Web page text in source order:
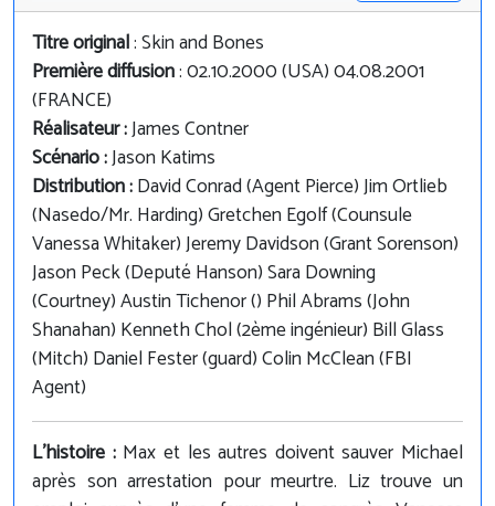
Titre original: Skin and Bones
Première diffusion: 02.10.2000 (USA) 04.08.2001
(FRANCE)
Réalisateur :James Contner
Scénario :Jason Katims
Distribution :David Conrad (Agent Pierce) Jim Ortlieb
(Nasedo/Mr. Harding) Gretchen Egolf (Counsule
Vanessa Whitaker) Jeremy Davidson (Grant Sorenson)
Jason Peck (Deputé Hanson) Sara Downing
(Courtney) Austin Tichenor () Phil Abrams (John
Shanahan) Kenneth Chol (2ème ingénieur) Bill Glass
(Mitch) Daniel Fester (guard) Colin McClean (FBI
Agent)
L'histoire : Max et les autres doivent sauver Michael
après son arrestation pour meurtre. Liz trouve un